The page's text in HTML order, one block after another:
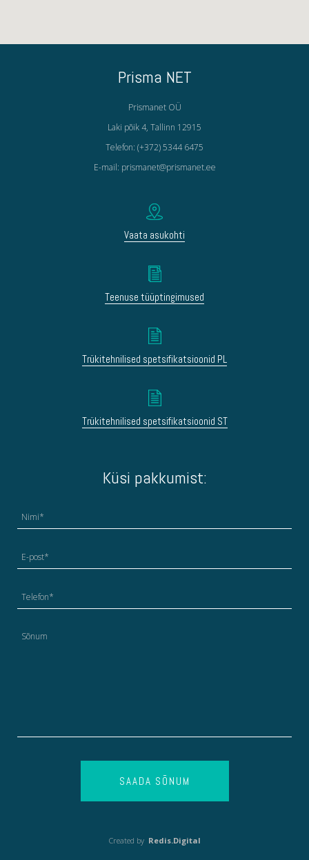
Prisma NET
Prismanet OÜ
Laki põik 4, Tallinn 12915
Telefon: (+372) 5344 6475
E-mail: prismanet@prismanet.ee
Vaata asukohti
Teenuse tüüptingimused
Trükitehnilised spetsifikatsioonid PL
Trükitehnilised spetsifikatsioonid ST
Küsi pakkumist:
SAADA SÕNUM
Created by Redis.Digital